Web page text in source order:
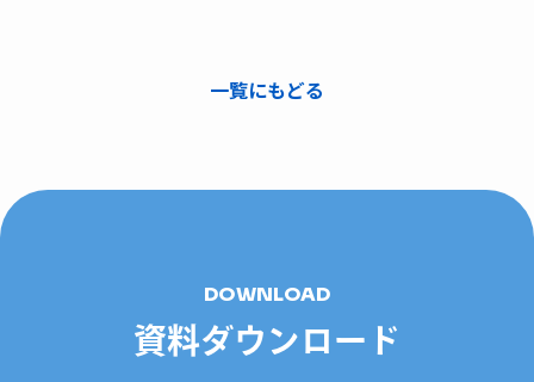
一覧にもどる
DOWNLOAD
資料ダウンロード